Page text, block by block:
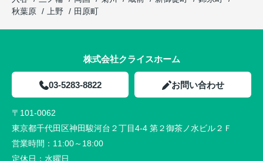
秋葉原
上野 田原町
株式会社クライスホーム
03-5283-8822 お問い合わせ
〒101-0062
東京都千代田区神田駿河台２丁目4-4 第２御茶ノ水ビル２Ｆ
営業時間： 11:00～18:00
定休日： 水曜日